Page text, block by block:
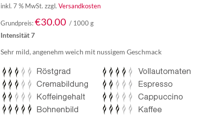
inkl. 7 % MwSt. zzgl. Versandkosten
Grundpreis: €30.00 / 1000 g
Intensität 7
Sehr mild, angenehm weich mit nussigem Geschmack